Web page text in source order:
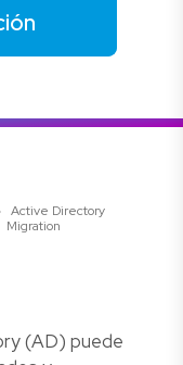
Active Directory
Migration
(AD) puede